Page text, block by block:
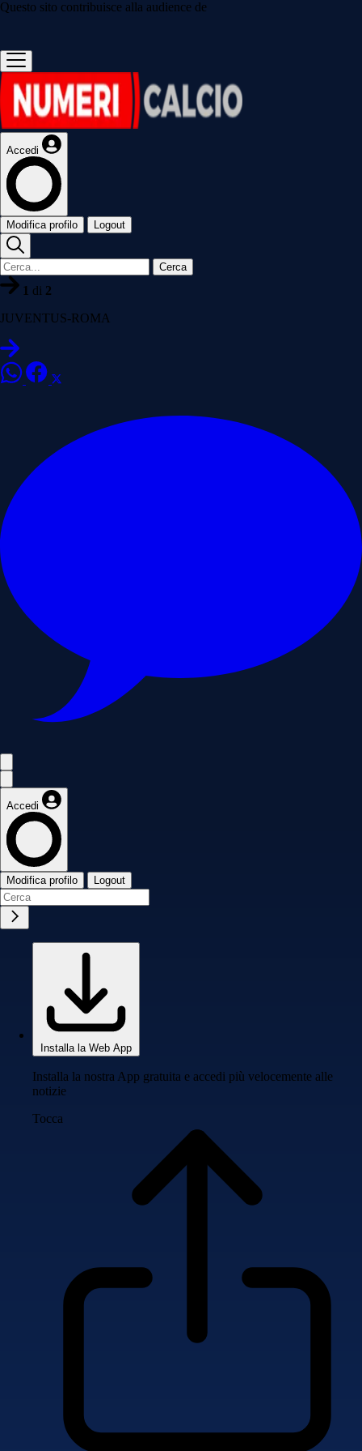
Questo sito contribuisce alla audience de
Accedi
Modifica profilo Logout
Cerca
1 di 2
JUVENTUS-ROMA
Accedi
Modifica profilo Logout
Installa la Web App
Installa la nostra App gratuita e accedi più velocemente alle
notizie
Tocca